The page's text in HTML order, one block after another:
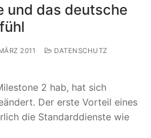
und das deutsche
2011
DATENSCHUTZ
2 hab, hat sich
Der erste Vorteil eines
die Standarddienste wie